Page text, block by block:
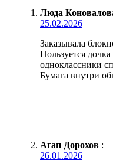
Люда
25.02.2026
Заказывала
Пользуется
одноклассники
Бумага внутри
Агап Дорохов :
26.01.2026